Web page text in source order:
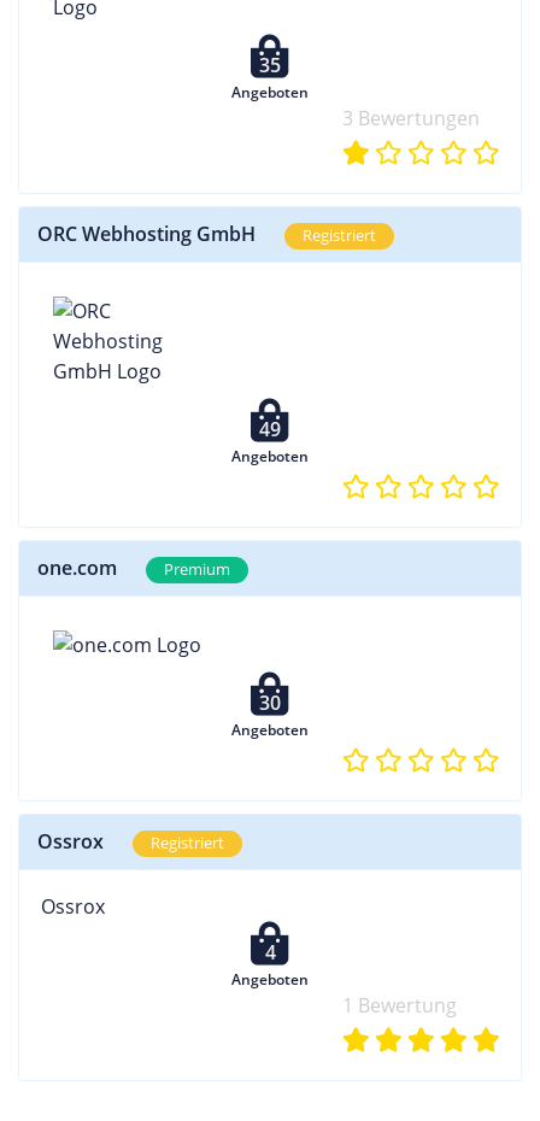
35
Angeboten
3 Bewertungen
ORC Webhosting GmbH Registriert
49
Angeboten
one.com Premium
30
Angeboten
Ossrox Registriert
Ossrox
4
Angeboten
1 Bewertung